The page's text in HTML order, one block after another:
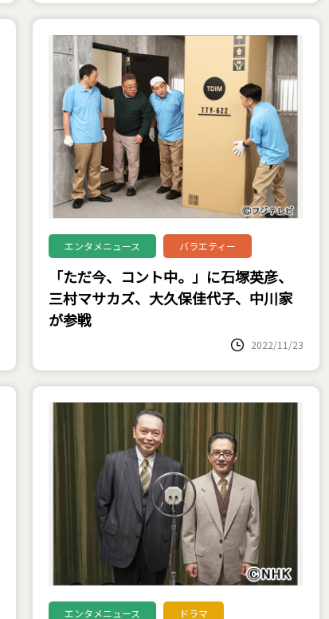
エンタメニュース バラエティー
「ただ今、コント中。」に石塚英彦、
三村マサカズ、大久保佳代子、中川家
が参戦
2022/11/23
エンタメニュース ドラマ